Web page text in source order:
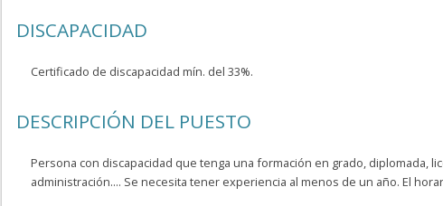
DISCAPACIDAD
Certificado de discapacidad mín. del 33%.
DESCRIPCIÓN DEL PUESTO
Persona con discapacidad que tenga una formación en grado, diplomada,
administración.... Se necesita tener experiencia al menos de un año. El